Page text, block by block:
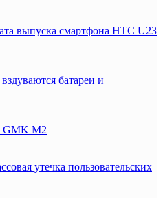
выпуска смартфона HTC U23
батареи и
GMK M2
утечка пользовательских